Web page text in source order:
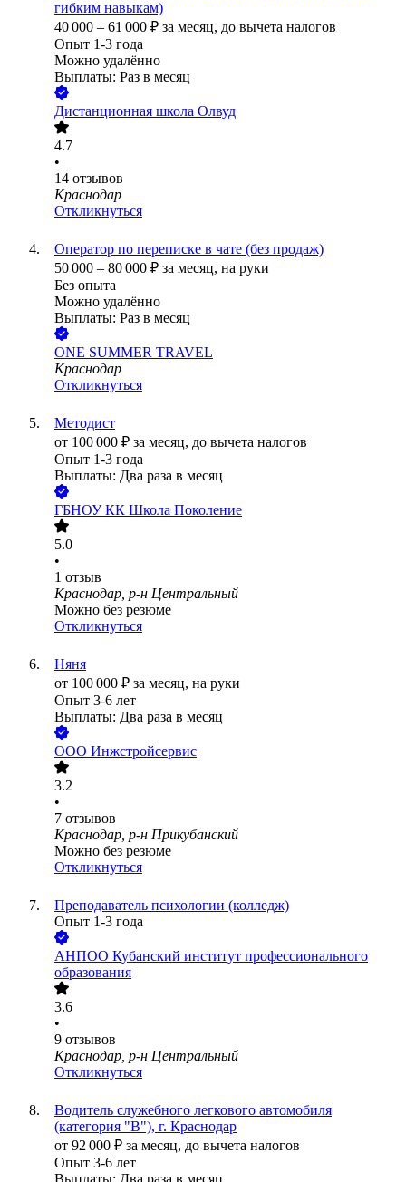
гибким навыкам)
40 000 – 61 000 ₽ за месяц, до вычета налогов
Опыт 1-3 года
Можно удалённо
Выплаты: Раз в месяц
Дистанционная школа Олвуд
4.7
•
14 отзывов
Краснодар
Откликнуться
Оператор по переписке в чате (без продаж)
50 000 – 80 000 ₽ за месяц, на руки
Без опыта
Можно удалённо
Выплаты: Раз в месяц
ONE SUMMER TRAVEL
Краснодар
Откликнуться
Методист
от 100 000 ₽ за месяц, до вычета налогов
Опыт 1-3 года
Выплаты: Два раза в месяц
ГБНОУ КК Школа Поколение
5.0
•
1 отзыв
Краснодар, р-н Центральный
Можно без резюме
Откликнуться
Няня
от 100 000 ₽ за месяц, на руки
Опыт 3-6 лет
Выплаты: Два раза в месяц
ООО Инжстройсервис
3.2
•
7 отзывов
Краснодар, р-н Прикубанский
Можно без резюме
Откликнуться
Преподаватель психологии (колледж)
Опыт 1-3 года
АНПОО Кубанский институт профессионального
образования
3.6
•
9 отзывов
Краснодар, р-н Центральный
Откликнуться
Водитель служебного легкового автомобиля
(категория "В"), г. Краснодар
от 92 000 ₽ за месяц, до вычета налогов
Опыт 3-6 лет